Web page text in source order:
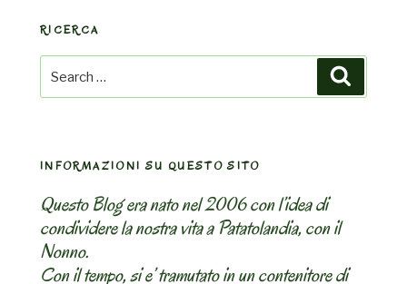
RICERCA
Search
for:
INFORMAZIONI SU QUESTO SITO
Questo Blog era nato nel 2006 con l’idea di
condividere la nostra vita a Patatolandia, con il
Nonno.
Con il tempo, si e’ tramutato in un contenitore di